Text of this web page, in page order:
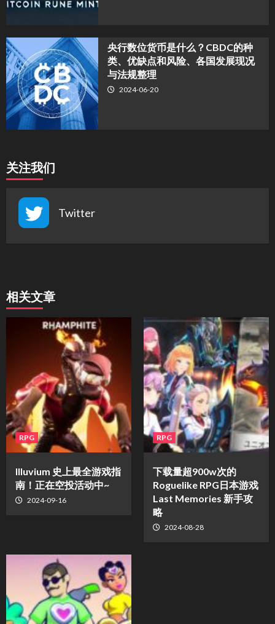
央行数位货币是什么？CBDC的种
类、优缺点和风险、各国发展现况
与法规整理
2024-06-20
关注我们
Twitter
相关文章
RPG
Illuvium 史上最全游戏指
南！正在空投活动中~
2024-09-16
RPG
下载量超900w次的
Roguelike RPG日本游戏
Last Memories 新手攻
略
2024-08-28